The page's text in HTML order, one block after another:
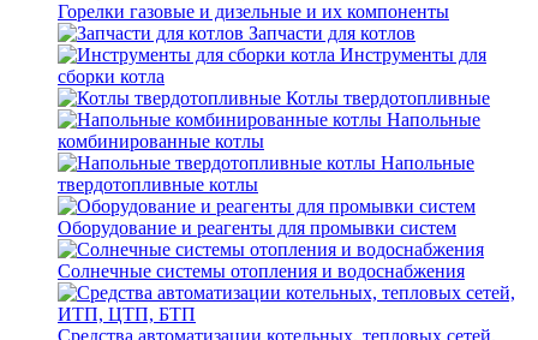
Горелки газовые и дизельные и их компоненты
Запчасти для котлов
Инструменты для
сборки котла
Котлы твердотопливные
Напольные
комбинированные котлы
Напольные
твердотопливные котлы
Оборудование и реагенты для промывки систем
Солнечные системы отопления и водоснабжения
Средства автоматизации котельных, тепловых сетей,